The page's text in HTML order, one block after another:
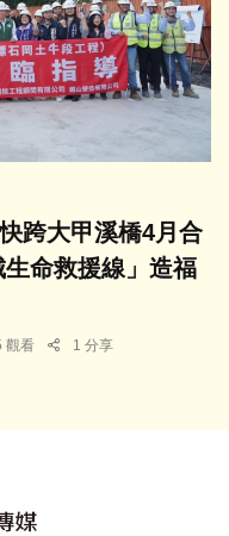
跨大甲溪橋4月合
命救援線」造福
觀看 1 分享